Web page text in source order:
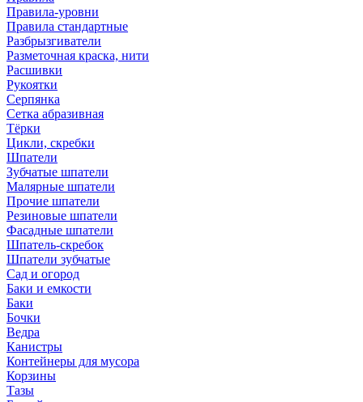
Правила-уровни
Правила стандартные
Разбрызгиватели
Разметочная краска, нити
Расшивки
Рукоятки
Серпянка
Сетка абразивная
Тёрки
Цикли, скребки
Шпатели
Зубчатые шпатели
Малярные шпатели
Прочие шпатели
Резиновые шпатели
Фасадные шпатели
Шпатель-скребок
Шпатели зубчатые
Сад и огород
Баки и емкости
Баки
Бочки
Ведра
Канистры
Контейнеры для мусора
Корзины
Тазы